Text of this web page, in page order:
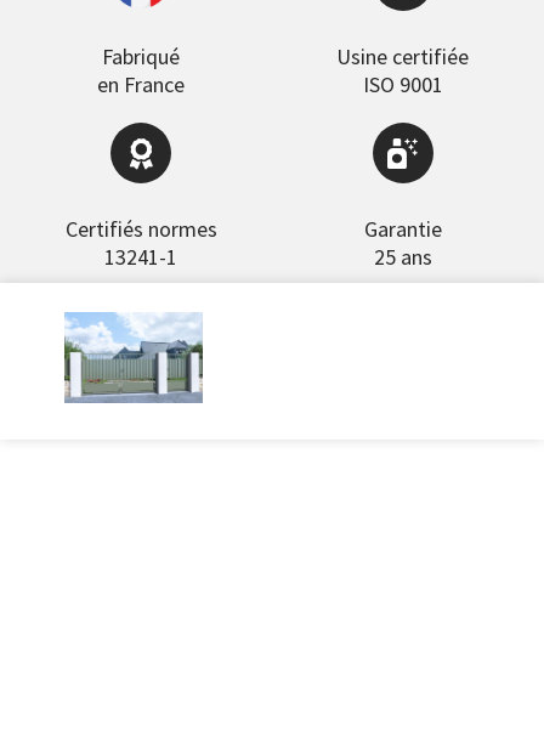
Fabriqué
en France
Usine certifiée
ISO 9001
Certifiés normes
13241-1
Garantie
25 ans